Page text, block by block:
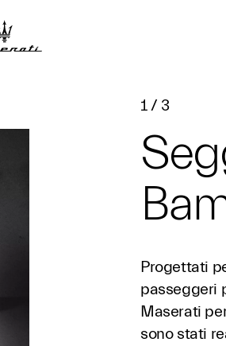
1 / 3
Progettati
passeggeri
Maserati
sono stati